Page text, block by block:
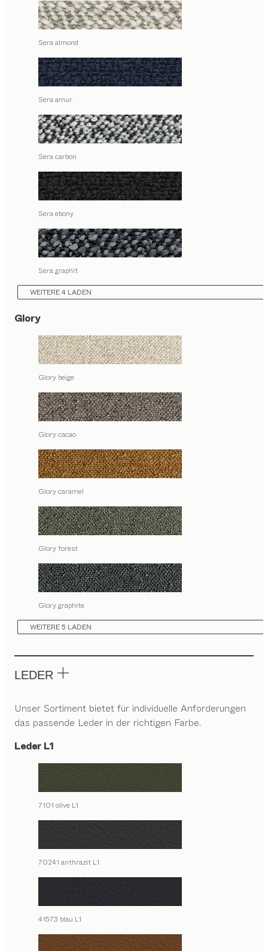
Sera almond
Sera amur
Sera carbon
Sera ebony
Sera graphit
WEITERE 4 LADEN
Glory
Glory beige
Glory cacao
Glory caramel
Glory forest
Glory graphite
WEITERE 5 LADEN
LEDER
Unser Sortiment bietet für individuelle Anforderungen
das passende Leder in der richtigen Farbe.
Leder L1
7101 olive L1
70241 anthrazit L1
41573 blau L1